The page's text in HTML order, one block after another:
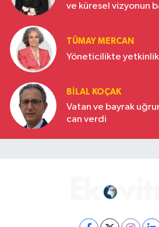
ve küresel vizyonun
TÜMAY MERCAN
Yöneticilikte
BILAL KOÇAK
Vatan ve bayrak
can verdi